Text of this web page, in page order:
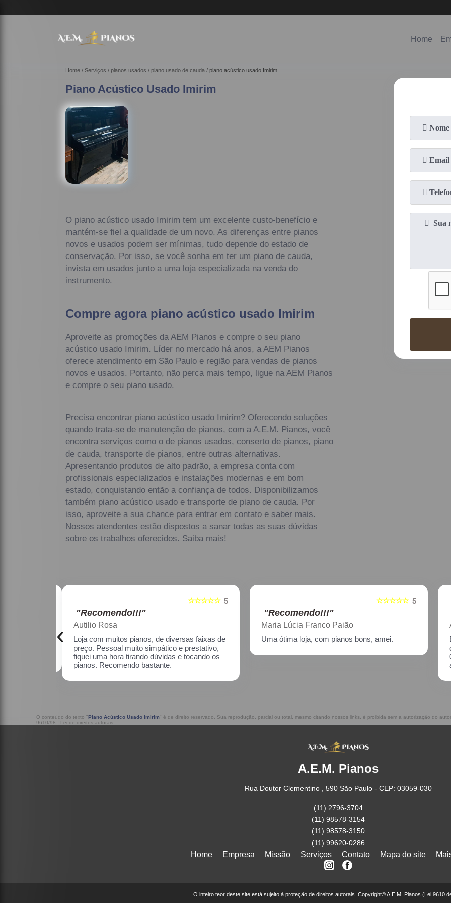
Home
Home Serviços pianos usados piano usado de cauda piano acústico usado Imirim
Piano Acústico Usado Imirim
O piano acústico usado Imirim tem um excelente custo-benefício e
mantém-se fiel a qualidade de um novo. As diferenças entre pianos
novos e usados podem ser mínimas, tudo depende do estado de
conservação. Por isso, se você sonha em ter um piano de cauda,
invista em usados junto a uma loja especializada na venda do
instrumento.
Compre agora piano acústico usado Imirim
Aproveite as promoções da AEM Pianos e compre o seu piano
acústico usado Imirim. Líder no mercado há anos, a AEM Pianos
oferece atendimento em São Paulo e região para vendas de pianos
novos e usados. Portanto, não perca mais tempo, ligue na AEM Pianos
e compre o seu piano usado.
Precisa encontrar piano acústico usado Imirim? Oferecendo soluções
quando trata-se de manutenção de pianos, com a A.E.M. Pianos, você
encontra serviços como o de pianos usados, conserto de pianos, piano
de cauda, transporte de pianos, entre outras alternativas.
Apresentando produtos de alto padrão, a empresa conta com
profissionais especializados e instalações modernas e em bom
estado, conquistando então a confiança de todos. Disponibilizamos
também piano acústico usado e transporte de piano de cauda. Por
isso, aproveite a sua chance para entrar em contato e saber mais.
Nossos atendentes estão dispostos a sanar todas as suas dúvidas
sobre os trabalhos oferecidos. Saiba mais!
5
☆☆☆☆☆
"Recomendo!!!"
Maria Lúcia Franco Paião
Uma ótima loja, com pianos bons, amei.
5
☆☆☆☆☆
"Recomendo!!!"
Aline Nagata
Excelente atendimento!! Enviei um piano para
02/2021, incluindo o transporte. Muito
‹
O conteúdo do texto "Piano Acústico Usado Imirim" é de direito reservado. Sua reprodução, parcial ou total, mesmo citando nossos links, é proibida sem a autorização do
9610/98 - Lei de direitos autorais
A.E.M. Pianos
Rua Doutor Clementino , 590 São Paulo - CEP: 03059-030
(11) 2796-3704
(11) 98578-3154
(11) 98578-3150
(11) 99620-0286
Home Empresa Missão Serviços Contato Mapa do site
O inteiro teor deste site está sujeito à proteção de direitos autorais. Copyright© A.E.M. Pianos (Lei 9610